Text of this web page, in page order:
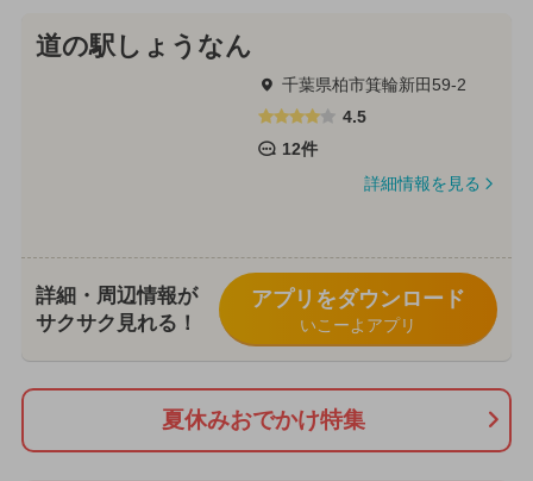
道の駅しょうなん
千葉県柏市箕輪新田59-2
4.5
12件
詳細情報を見る
詳細・周辺情報が
サクサク見れる！
アプリをダウンロード
いこーよアプリ
夏休みおでかけ特集